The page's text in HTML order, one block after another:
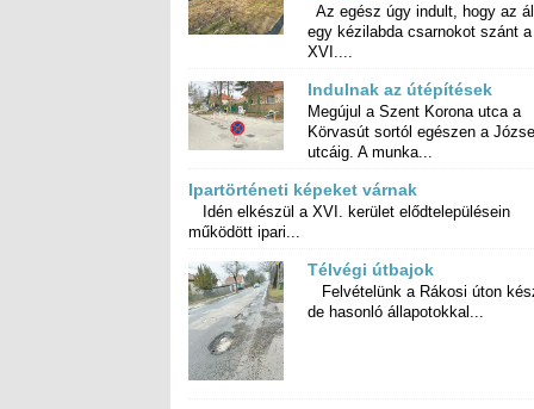
Az egész úgy indult, hogy az
egy kézilabda csarnokot
XVI....
Indulnak az útépítések
Megújul a Szent Korona utca a
Körvasút sortól egészen a József
utcáig. A munka...
Ipartörténeti képeket várnak
Idén elkészül a XVI. kerület elődtelepülésein
működött ipari...
Télvégi útbajok
Felvételünk a Rákosi úton
de hasonló állapotokkal...